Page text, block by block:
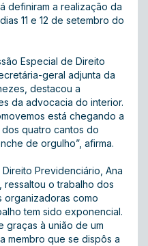
definiram a realização da
11 e 12 de setembro do
Especial de Direito
geral adjunta da
destacou a
da advocacia do interior.
está chegando a
quatro cantos do
de orgulho”, afirma.
Previdenciário, Ana
ressaltou o trabalho dos
organizadoras como
tem sido exponencial.
graças à união de um
membro que se dispôs a